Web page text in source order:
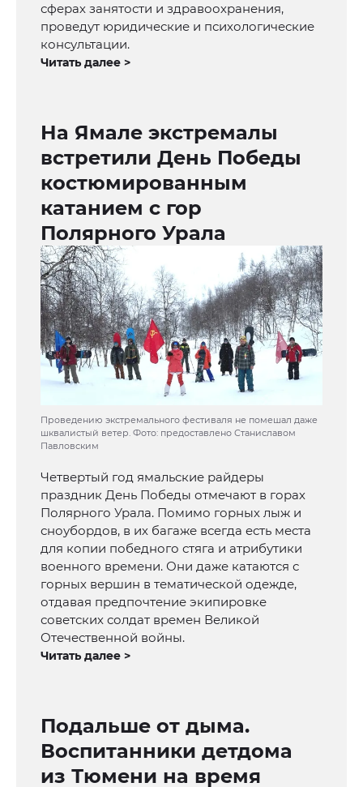
сферах занятости и здравоохранения,
проведут юридические и психологические
консультации.
Читать далее >
На Ямале экстремалы
встретили День Победы
костюмированным
катанием с гор
Полярного Урала
Проведению экстремального фестиваля не помешал даже
шквалистый ветер. Фото: предоставлено Станиславом
Павловским
Четвертый год ямальские райдеры
праздник День Победы отмечают в горах
Полярного Урала. Помимо горных лыж и
сноубордов, в их багаже всегда есть места
для копии победного стяга и атрибутики
военного времени. Они даже катаются с
горных вершин в тематической одежде,
отдавая предпочтение экипировке
советских солдат времен Великой
Отечественной войны.
Читать далее >
Подальше от дыма.
Воспитанники детдома
из Тюмени на время